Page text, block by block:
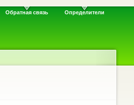
Обратная связь Определители